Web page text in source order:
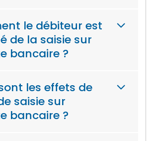
le débiteur est
de la saisie sur
bancaire ?
les effets de
saisie sur
bancaire ?